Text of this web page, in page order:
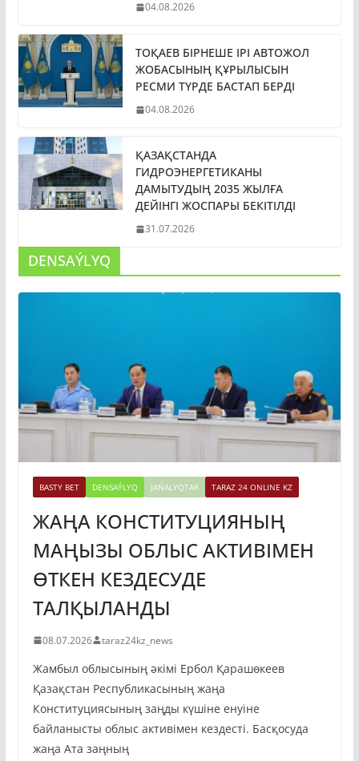
04.08.2026
ТОҚАЕВ БІРНЕШЕ ІРІ АВТОЖОЛ
ЖОБАСЫНЫҢ ҚҰРЫЛЫСЫН
РЕСМИ ТҮРДЕ БАСТАП БЕРДІ
04.08.2026
ҚАЗАҚСТАНДА
ГИДРОЭНЕРГЕТИКАНЫ
ДАМЫТУДЫҢ 2035 ЖЫЛҒА
ДЕЙІНГІ ЖОСПАРЫ БЕКІТІЛДІ
31.07.2026
DENSAÝLYQ
BASTY BET DENSAÝLYQ JAŃALYQTAR TARAZ 24 ONLINE KZ
ЖАҢА КОНСТИТУЦИЯНЫҢ
МАҢЫЗЫ ОБЛЫС АКТИВІМЕН
ӨТКЕН КЕЗДЕСУДЕ
ТАЛҚЫЛАНДЫ
08.07.2026 taraz24kz_news
Жамбыл облысының әкімі Ербол Қарашөкеев
Қазақстан Республикасының жаңа
Конституциясының заңды күшіне енуіне
байланысты облыс активімен кездесті. Басқосуда
жаңа Ата заңның